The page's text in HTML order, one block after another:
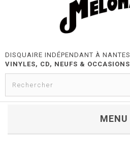
DISQUAIRE INDÉPENDANT À NANTES
VINYLES, CD, NEUFS & OCCASIONS
MENU